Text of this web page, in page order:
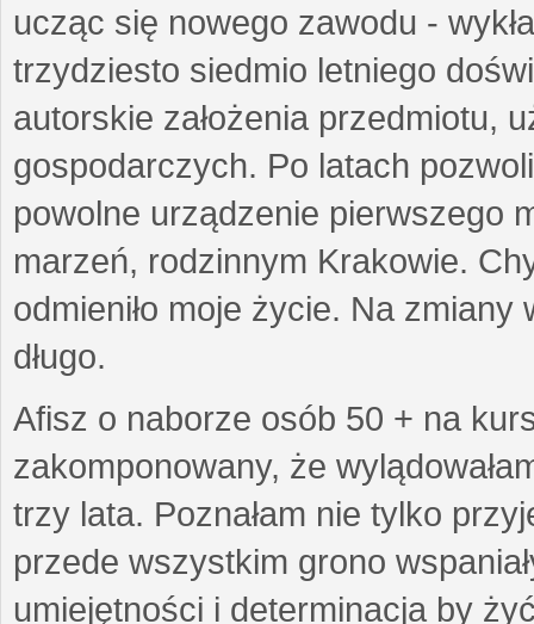
ucząc się nowego zawodu -
trzydziesto siedmio letniego
autorskie założenia przedmiotu,
gospodarczych. Po latach
powolne urządzenie pierwszego
marzeń, rodzinnym Krakowie.
odmieniło moje życie. Na
długo.
Afisz o naborze osób 50 + na
zakomponowany, że
trzy lata. Poznałam nie tylko
przede wszystkim grono
umiejętności i determinacja by